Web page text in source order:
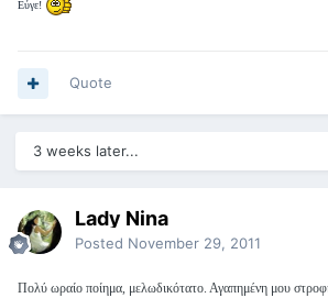
Εύγε!
Quote
3 weeks later...
Lady Nina
Posted November 29, 2011
Πολύ ωραίο ποίημα, μελωδικότατο. Αγαπημένη μου